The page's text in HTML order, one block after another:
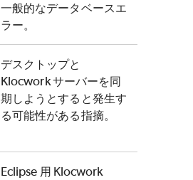
一般的なデータベースエ
ラー。
デスクトップと
Klocwork サーバーを同
期しようとすると発生す
る可能性がある指摘。
Eclipse 用 Klocwork